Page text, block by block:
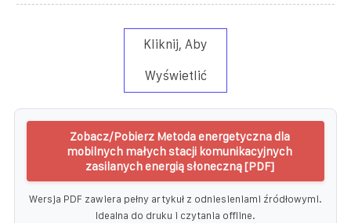
Kliknij, Aby
Wyświetlić
Zobacz/Pobierz Metoda energetyczna dla
mobilnych małych stacji komunikacyjnych
zasilanych energią słoneczną [PDF]
Wersja PDF zawiera pełny artykuł z odniesieniami źródłowymi.
Idealna do druku i czytania offline.